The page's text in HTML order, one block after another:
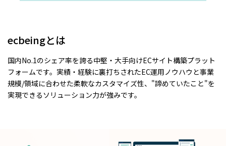
ecbeingとは
国内No.1のシェア率を誇る中堅・大手向けECサイト構築プラット
フォームです。実績・経験に裏打ちされたEC運用ノウハウと事業
規模/領域に合わせた柔軟なカスタマイズ性、"諦めていたこと"を
実現できるソリューション力が強みです。